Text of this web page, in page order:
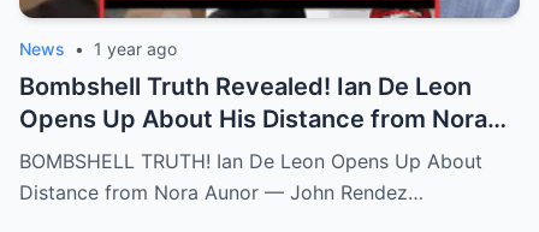
News • 1 year ago
Bombshell Truth Revealed! Ian De Leon
Opens Up About His Distance from Nora
Aunor – John Rendez Accused of Causing
an Irreparable Rift in the Family!
BOMBSHELL TRUTH! Ian De Leon Opens Up About
Distance from Nora Aunor — John Rendez…